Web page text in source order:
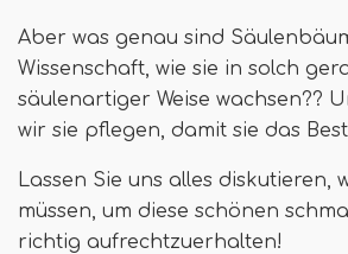
Aber was genau sind
Wissenschaft, wie sie in solch
säulenartiger Weise wachsen??
wir sie pflegen, damit sie das
Lassen Sie uns alles diskutieren,
müssen, um diese schönen
richtig aufrechtzuerhalten!